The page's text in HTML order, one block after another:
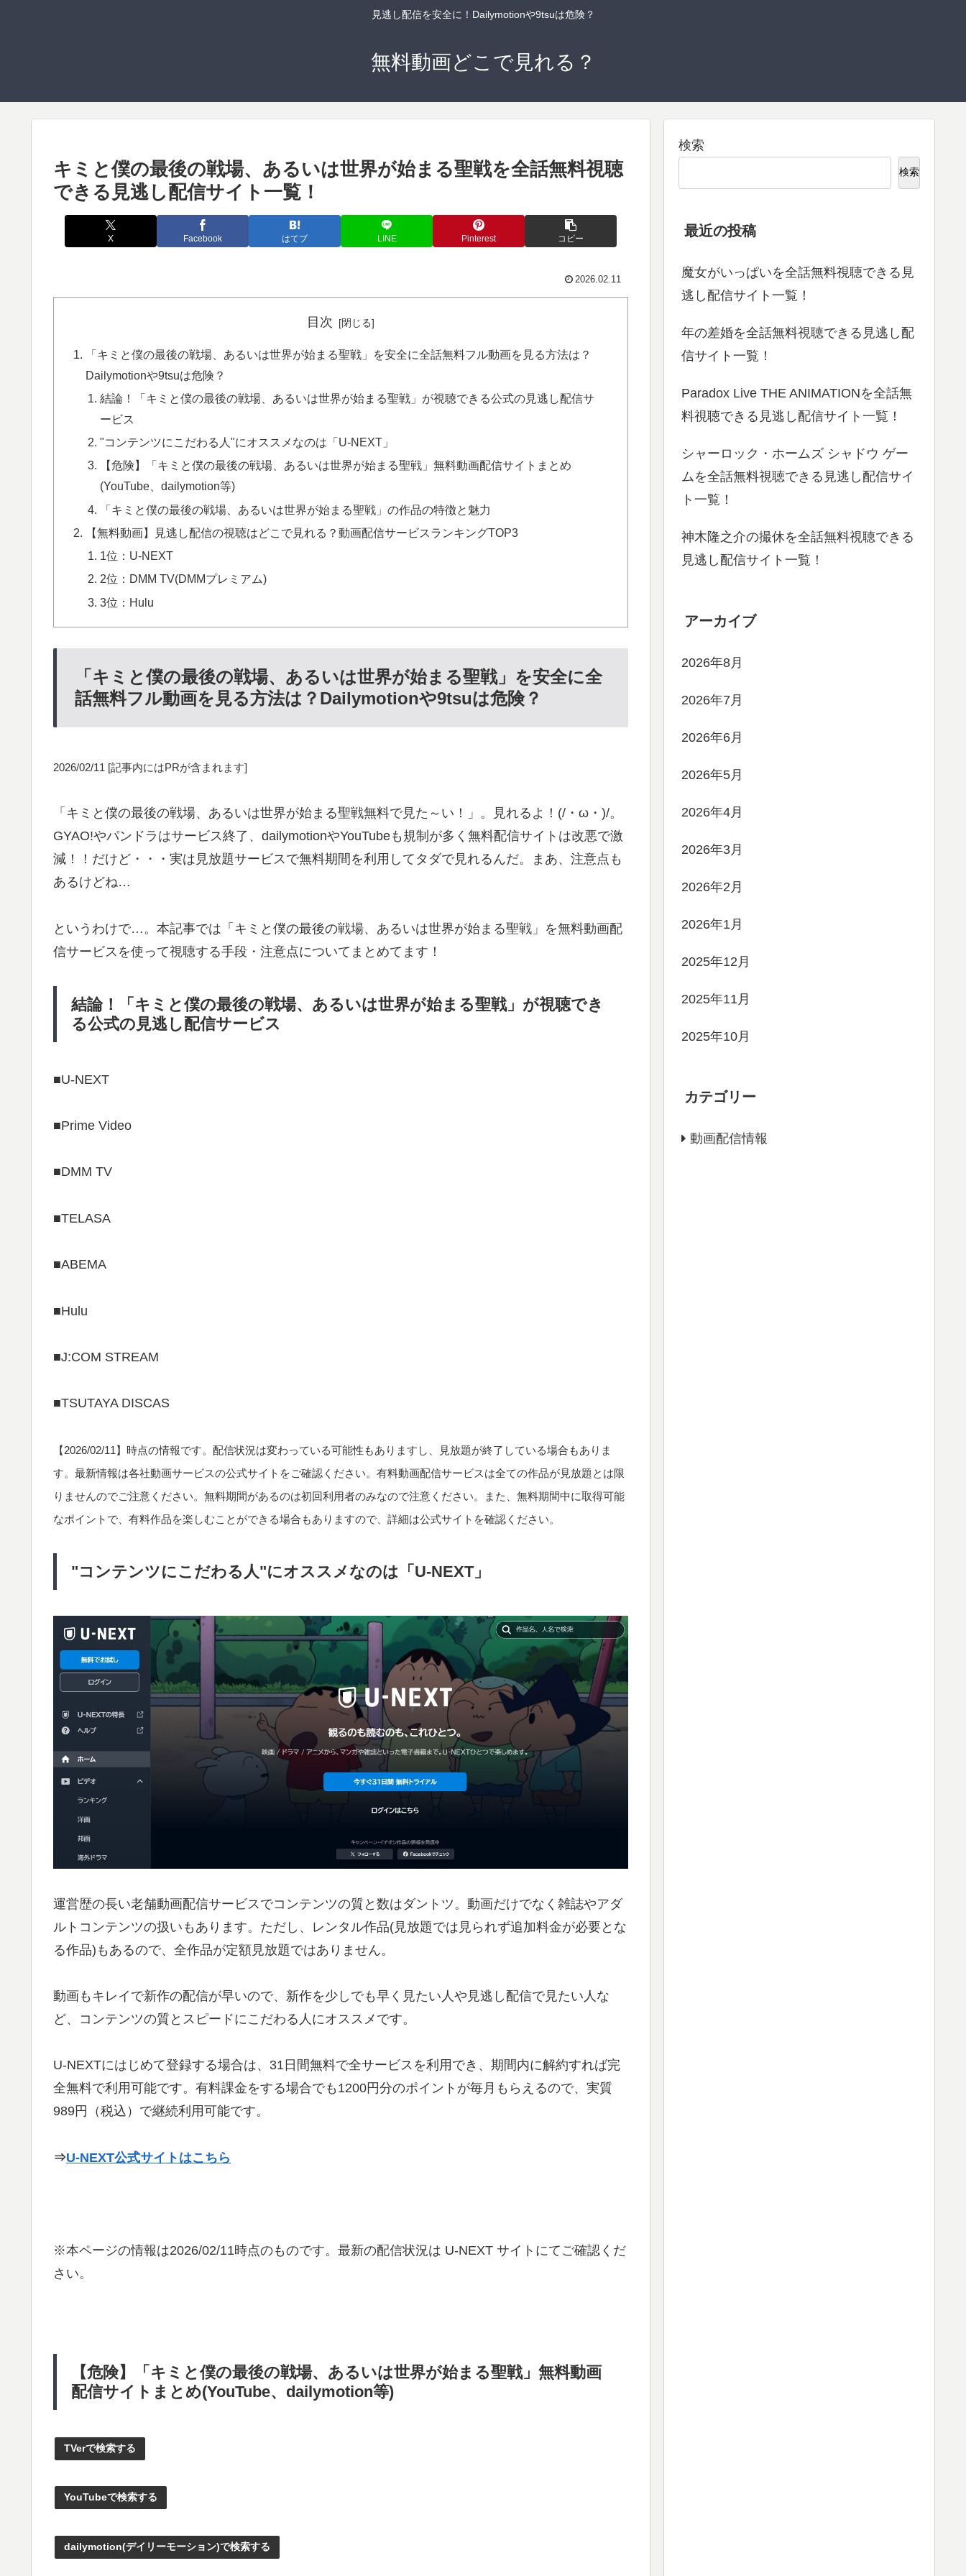
見逃し配信を安全に！Dailymotionや9tsuは危険？
無料動画どこで見れる？
キミと僕の最後の戦場、あるいは世界が始まる聖戦を全話無料視聴
できる見逃し配信サイト一覧！
X Facebook はてブ LINE Pinterest コピー
2026.02.11
目次
「キミと僕の最後の戦場、あるいは世界が始まる聖戦」を安全に全話無料フル動画を見る方法は？
Dailymotionや9tsuは危険？
結論！「キミと僕の最後の戦場、あるいは世界が始まる聖戦」が視聴できる公式の見逃し配信サ
ービス
"コンテンツにこだわる人"にオススメなのは「U-NEXT」
【危険】「キミと僕の最後の戦場、あるいは世界が始まる聖戦」無料動画配信サイトまとめ
(YouTube、dailymotion等)
「キミと僕の最後の戦場、あるいは世界が始まる聖戦」の作品の特徴と魅力
【無料動画】見逃し配信の視聴はどこで見れる？動画配信サービスランキングTOP3
1位：U-NEXT
2位：DMM TV(DMMプレミアム)
3位：Hulu
「キミと僕の最後の戦場、あるいは世界が始まる聖戦」を安全に全
話無料フル動画を見る方法は？Dailymotionや9tsuは危険？
2026/02/11 [記事内にはPRが含まれます]
「キミと僕の最後の戦場、あるいは世界が始まる聖戦無料で見た～い！」。見れるよ！(/・ω・)/。
GYAO!やパンドラはサービス終了、dailymotionやYouTubeも規制が多く無料配信サイトは改悪で激
減！！だけど・・・実は見放題サービスで無料期間を利用してタダで見れるんだ。まあ、注意点も
あるけどね…
というわけで…。本記事では「キミと僕の最後の戦場、あるいは世界が始まる聖戦」を無料動画配
信サービスを使って視聴する手段・注意点についてまとめてます！
結論！「キミと僕の最後の戦場、あるいは世界が始まる聖戦」が視聴でき
る公式の見逃し配信サービス
■U-NEXT
■Prime Video
■DMM TV
■TELASA
■ABEMA
■Hulu
■J:COM STREAM
■TSUTAYA DISCAS
【2026/02/11】時点の情報です。配信状況は変わっている可能性もありますし、見放題が終了している場合もありま
す。最新情報は各社動画サービスの公式サイトをご確認ください。有料動画配信サービスは全ての作品が見放題とは限
りませんのでご注意ください。無料期間があるのは初回利用者のみなので注意ください。また、無料期間中に取得可能
なポイントで、有料作品を楽しむことができる場合もありますので、詳細は公式サイトを確認ください。
"コンテンツにこだわる人"にオススメなのは「U-NEXT」
運営歴の長い老舗動画配信サービスでコンテンツの質と数はダントツ。動画だけでなく雑誌やアダ
ルトコンテンツの扱いもあります。ただし、レンタル作品(見放題では見られず追加料金が必要とな
る作品)もあるので、全作品が定額見放題ではありません。
動画もキレイで新作の配信が早いので、新作を少しでも早く見たい人や見逃し配信で見たい人な
ど、コンテンツの質とスピードにこだわる人にオススメです。
U-NEXTにはじめて登録する場合は、31日間無料で全サービスを利用でき、期間内に解約すれば完
全無料で利用可能です。有料課金をする場合でも1200円分のポイントが毎月もらえるので、実質
989円（税込）で継続利用可能です。
⇒U-NEXT公式サイトはこちら
※本ページの情報は2026/02/11時点のものです。最新の配信状況は U-NEXT サイトにてご確認くだ
さい。
【危険】「キミと僕の最後の戦場、あるいは世界が始まる聖戦」無料動画
配信サイトまとめ(YouTube、dailymotion等)
TVerで検索する
YouTubeで検索する
dailymotion(デイリーモーション)で検索する
検索
検索
最近の投稿
魔女がいっぱいを全話無料視聴できる見
逃し配信サイト一覧！
年の差婚を全話無料視聴できる見逃し配
信サイト一覧！
Paradox Live THE ANIMATIONを全話無
料視聴できる見逃し配信サイト一覧！
シャーロック・ホームズ シャドウ ゲー
ムを全話無料視聴できる見逃し配信サイ
ト一覧！
神木隆之介の撮休を全話無料視聴できる
見逃し配信サイト一覧！
アーカイブ
2026年8月
2026年7月
2026年6月
2026年5月
2026年4月
2026年3月
2026年2月
2026年1月
2025年12月
2025年11月
2025年10月
カテゴリー
動画配信情報